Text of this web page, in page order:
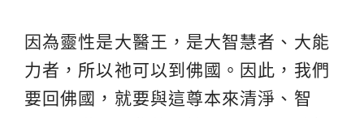
因為靈性是大醫王，是大智慧者、大能
力者，所以祂可以到佛國。因此，我們
要回佛國，就要與這尊本來清淨、智